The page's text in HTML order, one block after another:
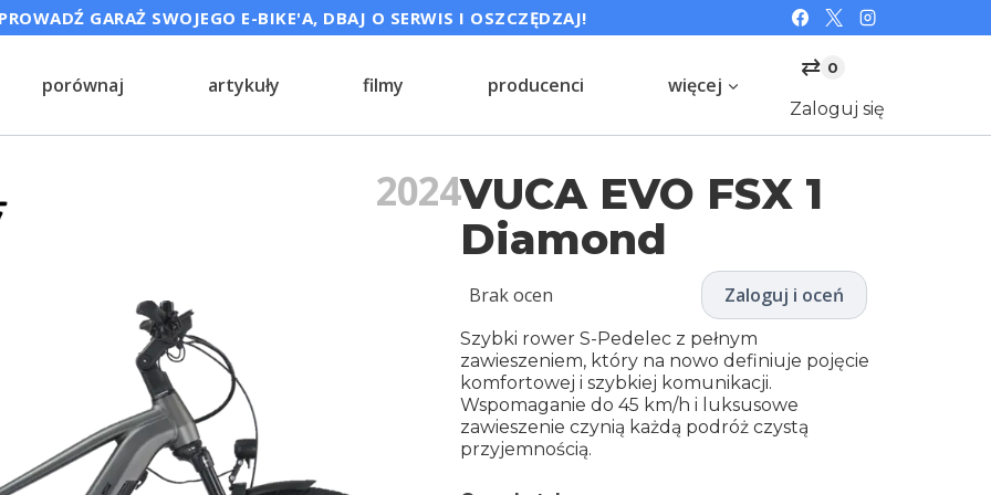
GARAŻ SWOJEGO E-BIKE'A, DBAJ O SERWIS I OSZCZĘDZAJ!
porównaj artykuły filmy producenci więcej
⇄ 0
Zaloguj się
2024VUCA EVO FSX 1
Diamond
Brak ocen Zaloguj i oceń
Szybki rower S-Pedelec z pełnym
zawieszeniem, który na nowo definiuje pojęcie
komfortowej i szybkiej komunikacji.
Wspomaganie do 45 km/h i luksusowe
zawieszenie czynią każdą podróż czystą
przyjemnością.